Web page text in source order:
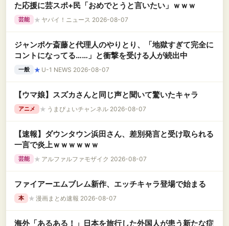
た応援に芸スポ+民「おめでとうと言いたい」ｗｗｗ
芸能 ★ ヤバイ！ニュース 2026-08-07
ジャンポケ斎藤と代理人のやりとり、「地獄すぎて完全に
コントになってる……」と衝撃を受ける人が続出中
一般 ★ U-1 NEWS 2026-08-07
【ウマ娘】スズカさんと同じ声と聞いて驚いたキャラ
アニメ ★ うまぴょいチャンネル 2026-08-07
【速報】ダウンタウン浜田さん、差別発言と受け取られる
一言で炎上ｗｗｗｗｗｗ
芸能 ★ アルファルファモザイク 2026-08-07
ファイアーエムブレム新作、エッチキャラ登場で始まる
本 ★ 漫画まとめ速報 2026-08-07
海外「あるある！」日本を旅行した外国人が患う新たな症